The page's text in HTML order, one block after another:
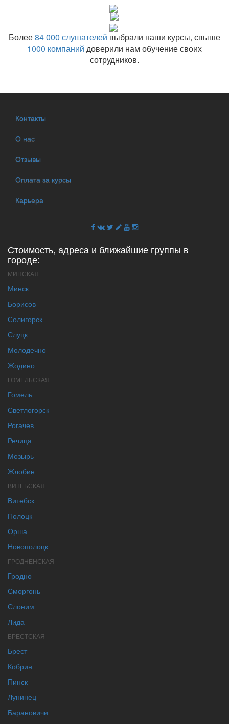
Более84 000 слушателей выбрали наши курсы, свыше
1000 компаний доверили нам обучение своих
сотрудников.
Контакты
О нас
Отзывы
Оплата за курсы
Карьера
Стоимость, адреса и ближайшие группы в
городе:
МИНСКАЯ
Минск
Борисов
Солигорск
Слуцк
Молодечно
Жодино
ГОМЕЛЬСКАЯ
Гомель
Светлогорск
Рогачев
Речица
Мозырь
Жлобин
ВИТЕБСКАЯ
Витебск
Полоцк
Орша
Новополоцк
ГРОДНЕНСКАЯ
Гродно
Сморгонь
Слоним
Лида
БРЕСТСКАЯ
Брест
Кобрин
Пинск
Лунинец
Барановичи